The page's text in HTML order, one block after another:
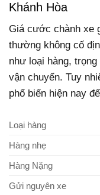
Khánh Hòa
Giá cước chành xe
thường không cố
như loại hàng,
vận chuyển. Tuy
phổ biến hiện nay
Loại hàng
Hàng nhẹ
Hàng Nặng
Gửi nguyên xe